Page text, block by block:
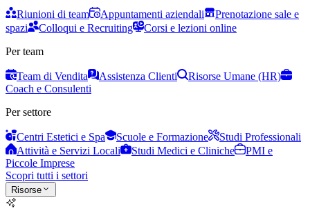
Riunioni di team Appuntamenti aziendali
Prenotazione sale e
spazi
Colloqui e Recruiting
Corsi e lezioni online
Per team
Team di Vendita Assistenza Clienti
Risorse Umane (HR)
Coach e Consulenti
Per settore
Centri Estetici e Spa Scuole e Formazione
Studi Professionali
Attività e Servizi Locali
Studi Medici e Cliniche
PMI e
Piccole Imprese
Scopri tutti i settori
Risorse